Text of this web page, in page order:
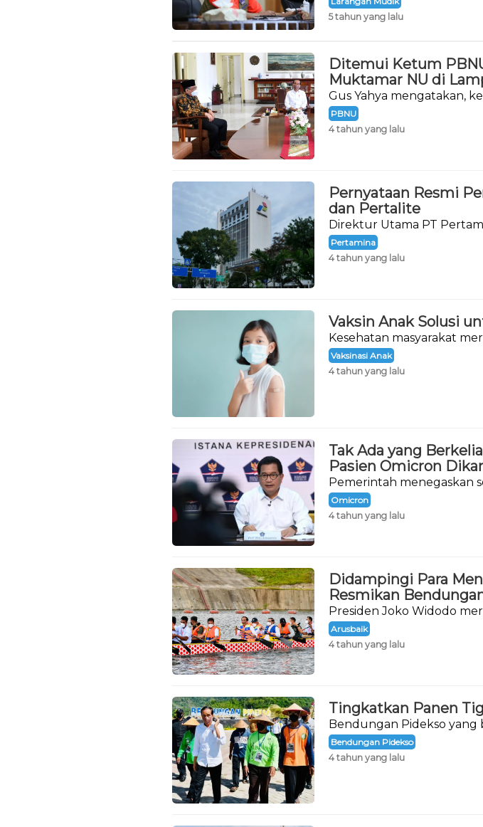
5 tahun yang lalu
Ditemui Ketum
Muktamar NU di
Gus Yahya mengatakan,
melaporkan hasil
PBNU
4 tahun yang lalu
Pernyataan Resmi
dan Pertalite
Direktur Utama PT
pernyataan resminya
Pertalite.
Pertamina
4 tahun yang lalu
Vaksin Anak Solusi
Kesehatan masyarakat
Covid-19 di tanah air.
Vaksinasi Anak
4 tahun yang lalu
Tak Ada yang
Pasien Omicron
Pemerintah menegaskan
19 sedang menjalani
Omicron
4 tahun yang lalu
Didampingi Para
Resmikan
Presiden Joko Widodo
Kolaka Timur, Provinsi
Arusbaik
4 tahun yang lalu
Tingkatkan Panen
Bendungan Pidekso yang
akhirnya diresmikan.
Bendungan Pidekso
4 tahun yang lalu